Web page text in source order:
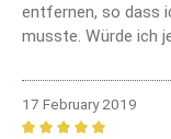
entfernen, so dass
musste. Würde ich
17 February 2019